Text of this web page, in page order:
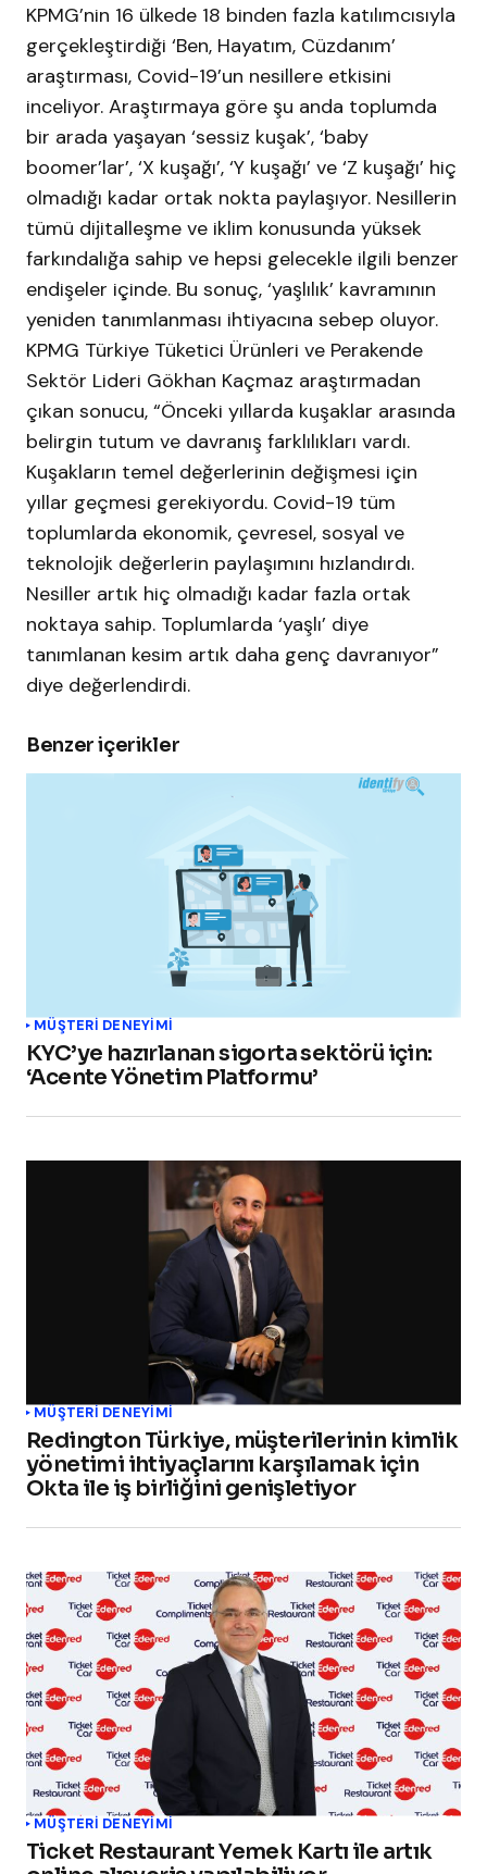
KPMG’nin 16 ülkede 18 binden fazla katılımcısıyla
gerçekleştirdiği ‘Ben, Hayatım, Cüzdanım’
araştırması, Covid-19’un nesillere etkisini
inceliyor. Araştırmaya göre şu anda toplumda
bir arada yaşayan ‘sessiz kuşak’, ‘baby
boomer’lar’, ‘X kuşağı’, ‘Y kuşağı’ ve ‘Z kuşağı’ hiç
olmadığı kadar ortak nokta paylaşıyor. Nesillerin
tümü dijitalleşme ve iklim konusunda yüksek
farkındalığa sahip ve hepsi gelecekle ilgili benzer
endişeler içinde. Bu sonuç, ‘yaşlılık’ kavramının
yeniden tanımlanması ihtiyacına sebep oluyor.
KPMG Türkiye Tüketici Ürünleri ve Perakende
Sektör Lideri Gökhan Kaçmaz araştırmadan
çıkan sonucu, “Önceki yıllarda kuşaklar arasında
belirgin tutum ve davranış farklılıkları vardı.
Kuşakların temel değerlerinin değişmesi için
yıllar geçmesi gerekiyordu. Covid-19 tüm
toplumlarda ekonomik, çevresel, sosyal ve
teknolojik değerlerin paylaşımını hızlandırdı.
Nesiller artık hiç olmadığı kadar fazla ortak
noktaya sahip. Toplumlarda ‘yaşlı’ diye
tanımlanan kesim artık daha genç davranıyor”
diye değerlendirdi.
Benzer içerikler
MÜŞTERI DENEYIMI
KYC’ye hazırlanan sigorta sektörü için:
‘Acente Yönetim Platformu’
MÜŞTERI DENEYIMI
Redington Türkiye, müşterilerinin kimlik
yönetimi ihtiyaçlarını karşılamak için
Okta ile iş birliğini genişletiyor
MÜŞTERI DENEYIMI
Ticket Restaurant Yemek Kartı ile artık